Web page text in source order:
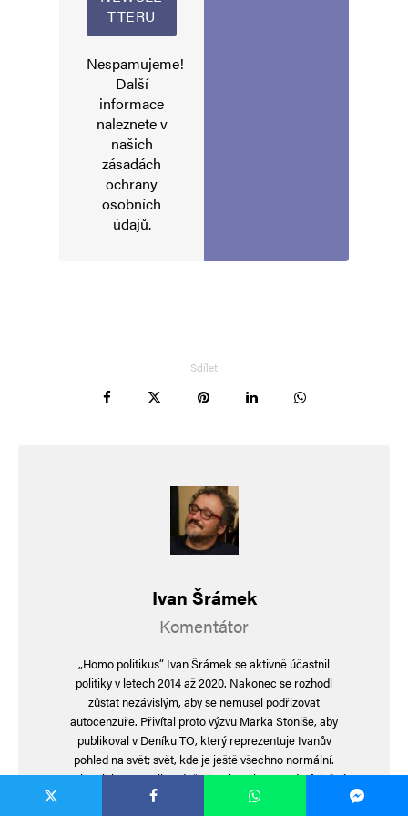
Navigace pro komentáře
Starší komentáře
Napsat komentář
Vaše e-mailová adresa nebude zveřejněna.
Uložit do prohlížeče jméno, e-mail a webovou stránku pro budoucí
Informujte mě o nových komentářích e-mailem.
Alternative:
Nespamujeme!
Další
informace
naleznete v
našich
zásadách
ochrany
osobních
údajů.
Sdílet
Ivan Šrámek
Komentátor
„Homo politikus“ Ivan Šrámek se aktivně účastnil
politiky v letech 2014 až 2020. Nakonec se rozhodl
zůstat nezávislým, aby se nemusel podřizovat
autocenzuře. Přivítal proto výzvu Marka Stoniše, aby
publikoval v Deníku TO, který reprezentuje Ivanův
pohled na svět; svět, kde je ještě všechno normální.
Sarkasticky a nemilosrdně glosuje pokrytectví a falešné
hodnoty, snaží se hledat málo viditelné souvislosti a